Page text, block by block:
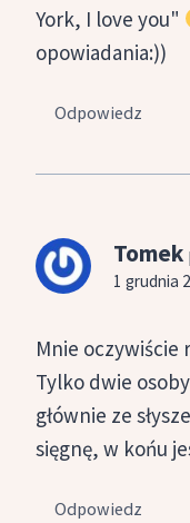
York, I love you"
opowiadania:))
Odpowiedz
Tomek
1 grudnia
Mnie oczywiście
Tylko dwie
głównie ze
sięgnę, w końu
Odpowiedz